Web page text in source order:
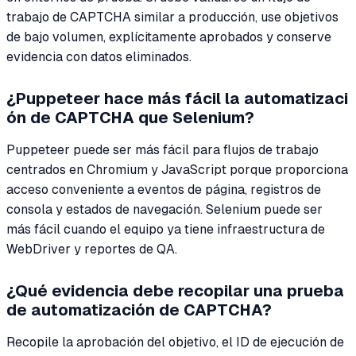
trabajo de CAPTCHA similar a producción, use objetivos
de bajo volumen, explícitamente aprobados y conserve
evidencia con datos eliminados.
¿Puppeteer hace más fácil la automatizaci
ón de CAPTCHA que Selenium?
Puppeteer puede ser más fácil para flujos de trabajo
centrados en Chromium y JavaScript porque proporciona
acceso conveniente a eventos de página, registros de
consola y estados de navegación. Selenium puede ser
más fácil cuando el equipo ya tiene infraestructura de
WebDriver y reportes de QA.
¿Qué evidencia debe recopilar una prueba
de automatización de CAPTCHA?
Recopile la aprobación del objetivo, el ID de ejecución de